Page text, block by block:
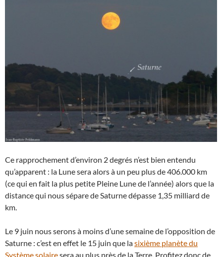
Ce rapprochement d’environ 2 degrés n’est bien entendu
qu’apparent : la Lune sera alors à un peu plus de 406.000 km
(ce qui en fait la plus petite Pleine Lune de l’année) alors que la
distance qui nous sépare de Saturne dépasse 1,35 milliard de
km.
Le 9 juin nous serons à moins d’une semaine de l’opposition de
Saturne : c’est en effet le 15 juin que lasixième planète du
Système solairesera au plus près de la Terre. Profitez donc de